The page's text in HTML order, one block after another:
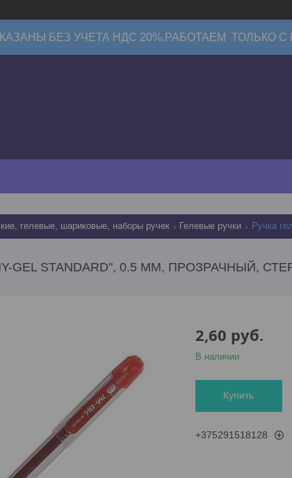
БЕЗ УЧЕТА НДС 20%.РАБОТАЕМ ТОЛЬКО
гелевые, шариковые, наборы ручек Гелевые ручки
GEL STANDARD", 0.5 ММ, ПРОЗРАЧНЫЙ,
2,60 руб.
В наличии
Купить
+375291518128